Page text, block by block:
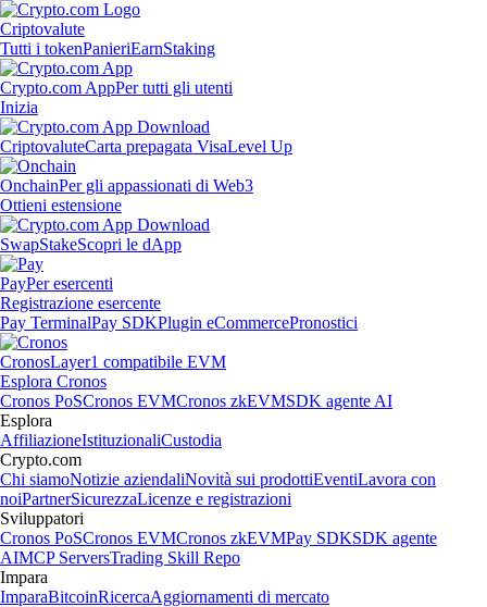
Criptovalute
Tutti i tokenPanieriEarnStaking
Crypto.com AppPer tutti gli utenti
Inizia
CriptovaluteCarta prepagata VisaLevel Up
OnchainPer gli appassionati di Web3
Ottieni estensione
SwapStakeScopri le dApp
PayPer esercenti
Registrazione esercente
Pay TerminalPay SDKPlugin eCommercePronostici
CronosLayer1 compatibile EVM
Esplora Cronos
Cronos PoSCronos EVMCronos zkEVMSDK agente AI
Esplora
AffiliazioneIstituzionaliCustodia
Crypto.com
Chi siamoNotizie aziendaliNovità sui prodottiEventiLavora con
noiPartnerSicurezzaLicenze e registrazioni
Sviluppatori
Cronos PoSCronos EVMCronos zkEVMPay SDKSDK agente
AIMCP ServersTrading Skill Repo
Impara
ImparaBitcoinRicercaAggiornamenti di mercato